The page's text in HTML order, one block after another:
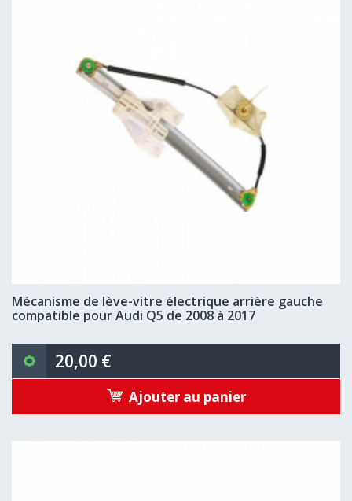
Mécanisme de lève-vitre électrique arrière gauche
compatible pour Audi Q5 de 2008 à 2017
20,00 €
Ajouter au panier